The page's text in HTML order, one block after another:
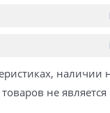
наличии
не является